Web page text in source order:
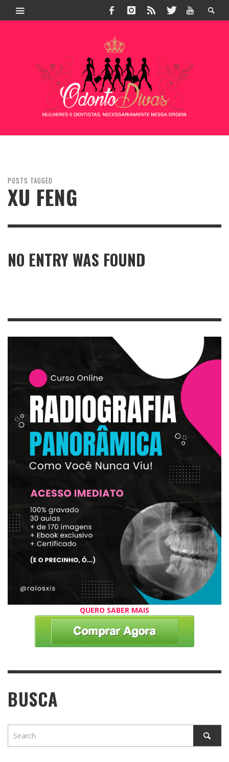
POSTS TAGGED
XU FENG
NO ENTRY WAS FOUND
QUERO SABER MAIS
BUSCA